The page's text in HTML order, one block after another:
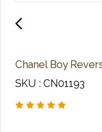
Chanel Boy
SKU : CN01193